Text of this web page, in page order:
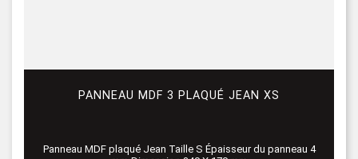
PANNEAU MDF 3 PLAQUÉ JEAN XS
Panneau MDF plaqué Jean Taille S Épaisseur du panneau 4